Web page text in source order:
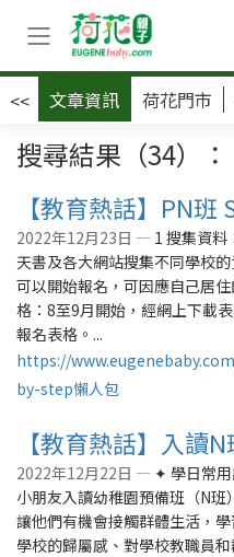
<< 文章資訊 荷花門市
搜尋結果（34）：
【教育熱話】PN
2022年12月23日 — 1 搜集資
天書及各大網站搜集不同學校
可以開始報名，可因應自己居
格：8至9月開始，經網上下載
報名表格。...
https://
by-step懶人包
【教育熱話】入讀
2022年12月22日 — ✦ 學日常
小朋友入讀幼稚園預備班（N班
讓他們有機會接觸群體生活，
學校的歸屬感、對學校教職員